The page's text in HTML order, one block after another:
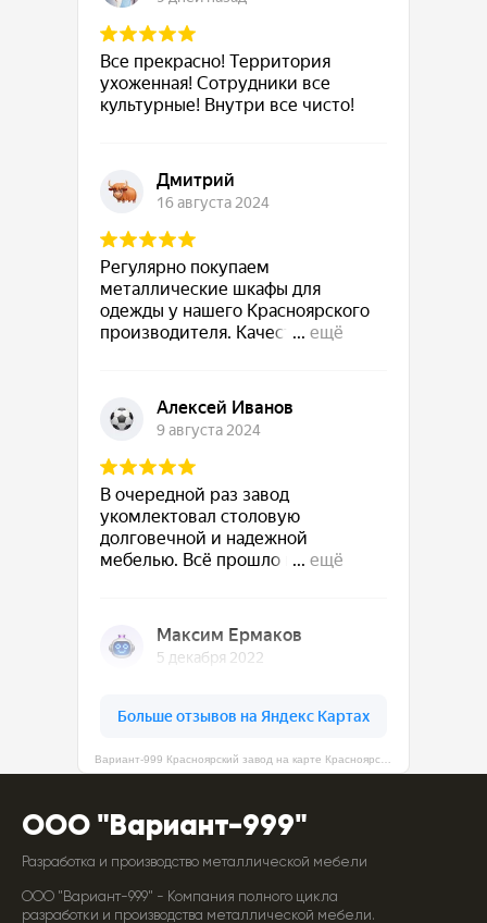
ООО "Вариант-999"
Разработка и производство металлической мебели
ООО "Вариант-999" - Компания полного цикла
разработки и производства металлической мебели.